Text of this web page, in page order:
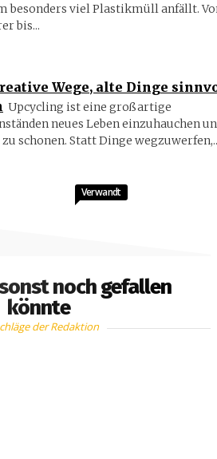
besonders viel Plastikmüll anfällt.
bis...
Wege, alte Dinge
Upcycling ist eine großartige
neues Leben einzuhauchen
schonen. Statt Dinge
noch gefallen
könnte
Verwandt
der Redaktion